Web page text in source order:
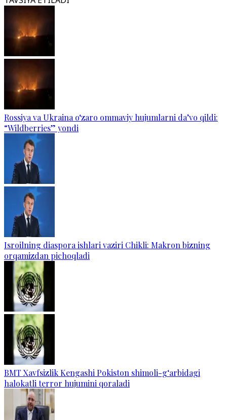
Rossiya va Ukraina o‘zaro ommaviy hujumlarni da’vo qildi:
“Wildberries” yondi
Isroilning diaspora ishlari vaziri Chikli: Makron bizning
orqamizdan pichoqladi
BMT Xavfsizlik Kengashi Pokiston shimoli-g‘arbidagi
halokatli terror hujumini qoraladi